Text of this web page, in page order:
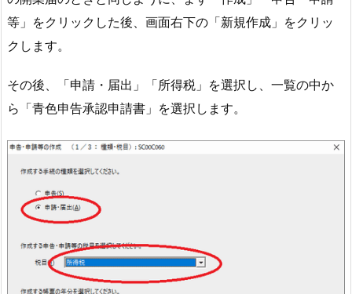
等」をクリックした後、画面右下の「新規作成」をクリッ
クします。
その後、「申請・届出」「所得税」を選択し、一覧の中か
ら「青色申告承認申請書」を選択します。